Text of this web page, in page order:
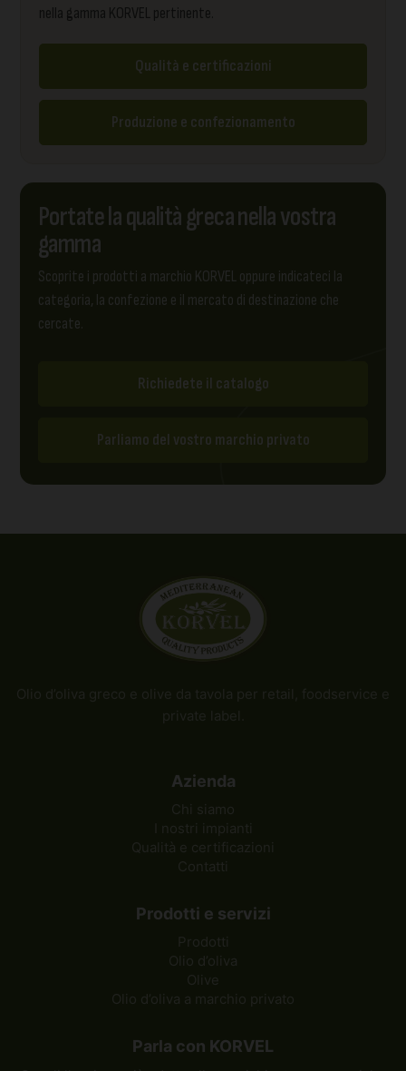
nella gamma KORVEL pertinente.
Qualità e certificazioni
Produzione e confezionamento
Portate la qualità greca nella vostra
gamma
Scoprite i prodotti a marchio KORVEL oppure indicateci la
categoria, la confezione e il mercato di destinazione che
cercate.
Richiedete il catalogo
Parliamo del vostro marchio privato
Azienda
Chi siamo
I nostri impianti
Qualità e certificazioni
Contatti
Prodotti e servizi
Prodotti
Olio d’oliva
Olive
Olio d’oliva a marchio privato
Parla con KORVEL